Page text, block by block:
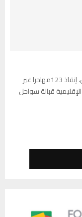
العنوان-زوارة أعلنت الإدارة العامة لأمن السواحل، إنقاذ 123مهاجرا غير
قبالة سواحل